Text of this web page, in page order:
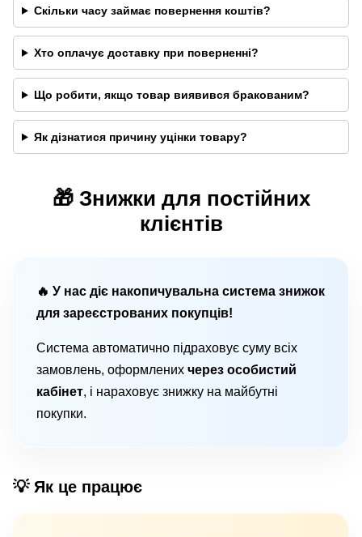
Скільки часу займає повернення коштів?
Хто оплачує доставку при поверненні?
Що робити, якщо товар виявився бракованим?
Як дізнатися причину уцінки товару?
🎁 Знижки для постійних
клієнтів
🔥 У нас діє накопичувальна система знижок
для зареєстрованих покупців!
Система автоматично підраховує суму всіх
замовлень, оформлених через особистий
кабінет, і нараховує знижку на майбутні
покупки.
💡 Як це працює